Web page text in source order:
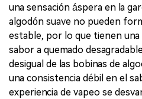
una sensación áspera en la
algodón suave no pueden
estable, por lo que tienen
sabor a quemado
desigual de las bobinas de
una consistencia débil en el
experiencia de vapeo se